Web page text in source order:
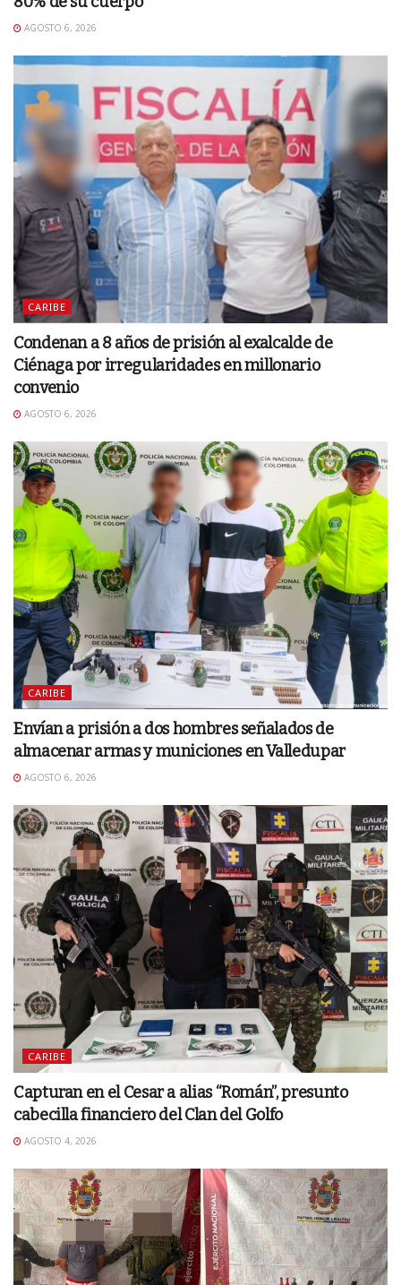
AGOSTO 6, 2026
CARIBE
Condenan a 8 años de prisión al exalcalde de
Ciénaga por irregularidades en millonario
convenio
AGOSTO 6, 2026
CARIBE
Envían a prisión a dos hombres señalados de
almacenar armas y municiones en Valledupar
AGOSTO 6, 2026
CARIBE
Capturan en el Cesar a alias “Román”, presunto
cabecilla financiero del Clan del Golfo
AGOSTO 4, 2026